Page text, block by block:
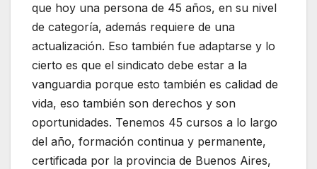
que hoy una persona de 45 años, en su nivel
de categoría, además requiere de una
actualización. Eso también fue adaptarse y lo
cierto es que el sindicato debe estar a la
vanguardia porque esto también es calidad de
vida, eso también son derechos y son
oportunidades. Tenemos 45 cursos a lo largo
del año, formación continua y permanente,
certificada por la provincia de Buenos Aires,